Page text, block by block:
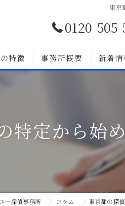
東京
0120-
特徴 事務所概要 新着情
特定から始
ー探偵事務所 コラム 東京都の探